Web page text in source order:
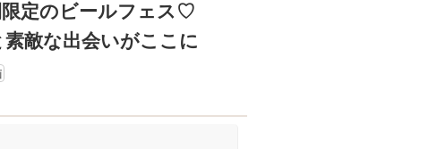
限定のビールフェス♡
敵な出会いがここに